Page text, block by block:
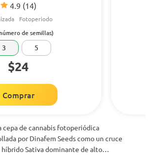
4.9 (14)
Fotoperiodo
de semillas)
3 5
$24
Comprar
cepa de cannabis fotoperiódica
por Dinafem Seeds como un cruce
Sativa dominante de alto